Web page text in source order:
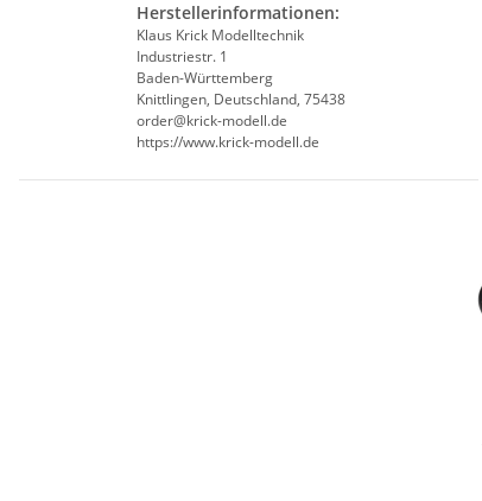
Herstellerinformationen:
Klaus Krick Modelltechnik
Industriestr. 1
Baden-Württemberg
Knittlingen, Deutschland, 75438
order@krick-modell.de
https://www.krick-modell.de